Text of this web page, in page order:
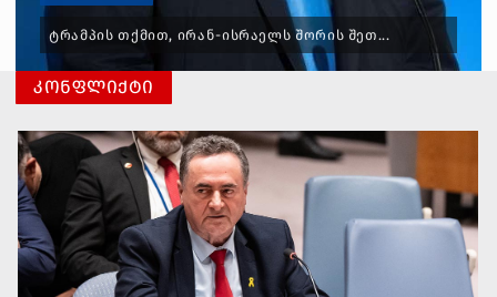
ᲢᲠᲐᲛᲞᲘᲡ ᲗᲥᲛᲘᲗ, ᲘᲠᲐᲜ-ᲘᲡᲠᲐᲔᲚᲡ ᲨᲝᲠᲘᲡ ᲨᲔᲗ...
ᲙᲝᲜᲤᲚᲘᲥᲢᲘ